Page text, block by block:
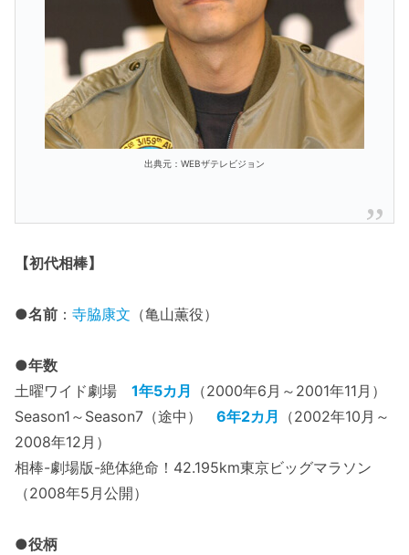
出典元：WEBザテレビジョン
【初代相棒】
●名前 ： 寺脇康文 （亀山薫役）
●年数
土曜ワイド劇場 1年5カ月
（2000年6月～2001年11月）
Season1～Season7（途中）
6年2カ月
（2002年10月～
2008年12月）
相棒-劇場版-絶体絶命！42.195km東京ビッグマラソン
（2008年5月公開）
●役柄